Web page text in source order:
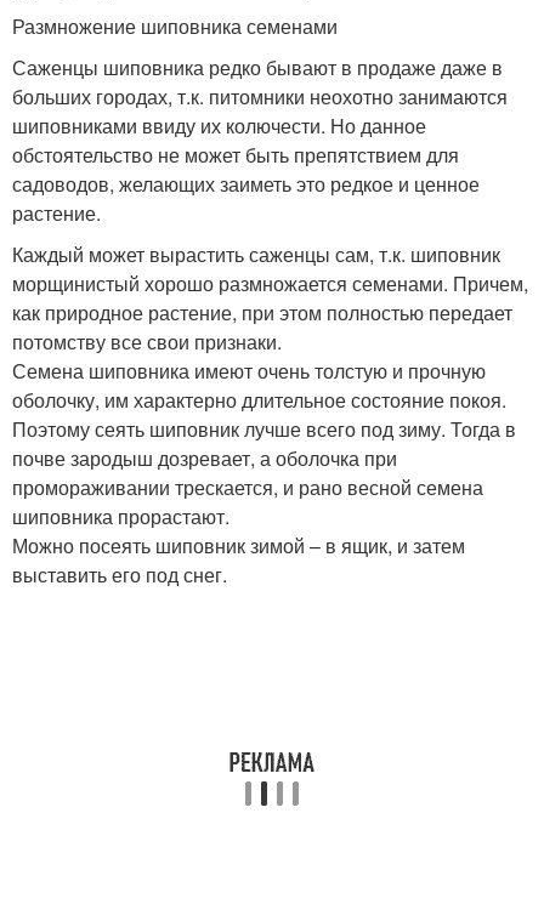
Размножение шиповника семенами
Саженцы шиповника редко бывают в продаже даже в
больших городах, т.к. питомники неохотно занимаются
шиповниками ввиду их колючести. Но данное
обстоятельство не может быть препятствием для
садоводов, желающих заиметь это редкое и ценное
растение.
Каждый может вырастить саженцы сам, т.к. шиповник
морщинистый хорошо размножается семенами. Причем,
как природное растение, при этом полностью передает
потомству все свои признаки.
Семена шиповника имеют очень толстую и прочную
оболочку, им характерно длительное состояние покоя.
Поэтому сеять шиповник лучше всего под зиму. Тогда в
почве зародыш дозревает, а оболочка при
промораживании трескается, и рано весной семена
шиповника прорастают.
Можно посеять шиповник зимой – в ящик, и затем
выставить его под снег.